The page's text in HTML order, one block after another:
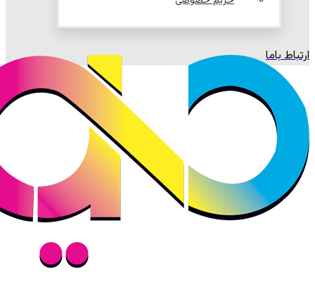
ارتباط باما